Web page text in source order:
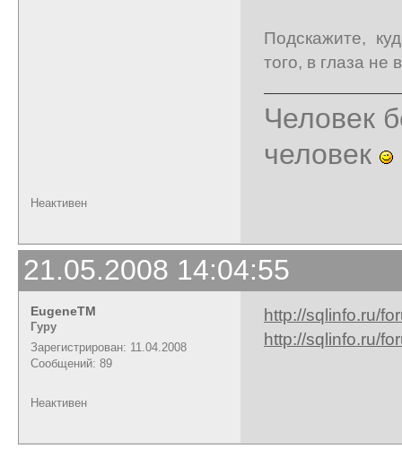
Подскажите,
того, в глаза не
Человек
человек
Неактивен
21.05.2008 14:04:55
EugeneTM
Гуру
Зарегистрирован: 11.04.2008
Сообщений: 89
http://sqlinfo.ru/
http://sqlinfo.ru/
Неактивен